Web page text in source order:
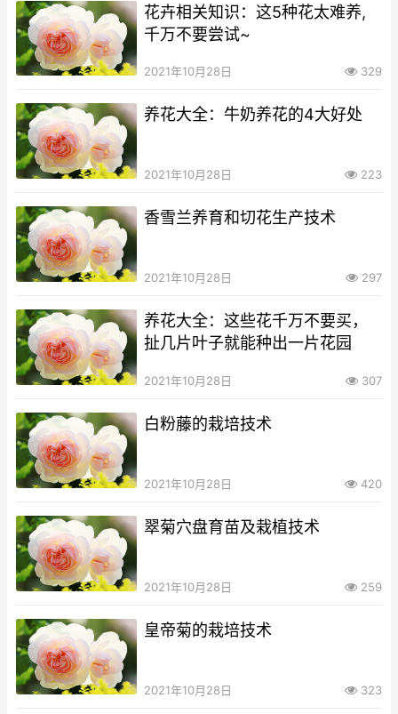
花卉相关知识：这5种花太难养,
千万不要尝试~
2021年10月28日 329
养花大全：牛奶养花的4大好处
2021年10月28日 223
香雪兰养育和切花生产技术
2021年10月28日 297
养花大全：这些花千万不要买，
扯几片叶子就能种出一片花园
2021年10月28日 307
白粉藤的栽培技术
2021年10月28日 420
翠菊穴盘育苗及栽植技术
2021年10月28日 259
皇帝菊的栽培技术
2021年10月28日 323